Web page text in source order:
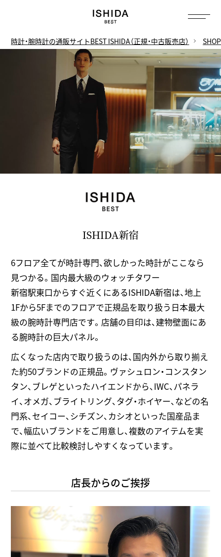
時計・腕時計の通販サイトBEST ISHIDA（正規・中古販売店）
ISHIDA新宿
6フロア全てが時計専門、欲しかった時計がここなら
見つかる。国内最大級のウォッチタワー
新宿駅東口からすぐ近くにあるISHIDA新宿は、地上
1Fから5Fまでのフロアで正規品を取り扱う日本最大
級の腕時計専門店です。店舗の目印は、建物壁面にあ
る腕時計の巨大パネル。
広くなった店内で取り扱うのは、国内外から取り揃え
た約50ブランドの正規品。ヴァシュロン・コンスタン
タン、ブレゲといったハイエンドから、IWC、パネラ
イ、オメガ、ブライトリング、タグ・ホイヤー、などの名
門系、セイコー、シチズン、カシオといった国産品ま
で、幅広いブランドをご用意し、複数のアイテムを実
際に並べて比較検討しやすくなっています。
店長からのご挨拶